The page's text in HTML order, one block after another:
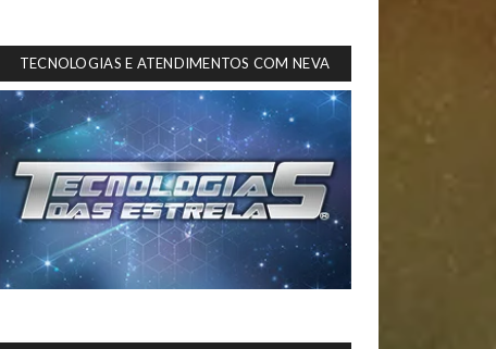
TECNOLOGIAS E ATENDIMENTOS COM NEVA